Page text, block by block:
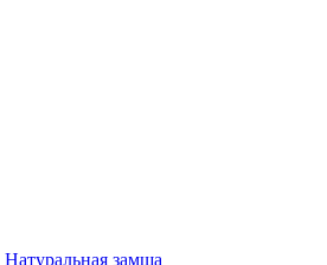
Натуральная замша